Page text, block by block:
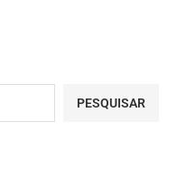
PESQUISAR